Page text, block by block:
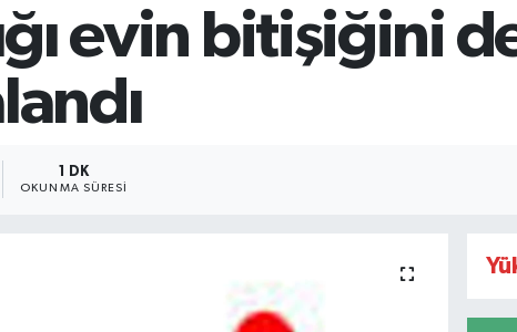
G.ALTIN
evin bitişiğini
1 DK
OKUNMA SÜRESI